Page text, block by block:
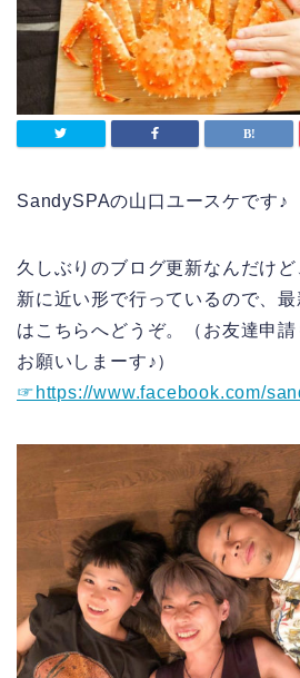
SandySPAの山口ユースケです♪
久しぶりのブログ更新なんだけ
新に近い形で行っているので、
はこちらへどうぞ。（お友達申
お願いしまーす♪）
☞https://www.facebook.com/